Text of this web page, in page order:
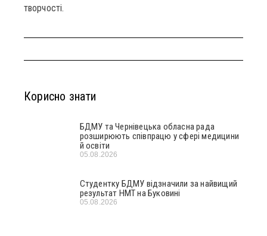
творчості.
Корисно знати
БДМУ та Чернівецька обласна рада
розширюють співпрацю у сфері медицини
й освіти
05.08.2026
Студентку БДМУ відзначили за найвищий
результат НМТ на Буковині
05.08.2026